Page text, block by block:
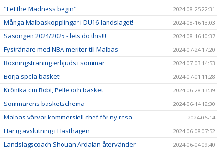
"Let the Madness begin" 2024-08-25 22:31
Många Malbaskopplingar i DU16-landslaget! 2024-08-16 13:03
Säsongen 2024/2025 - lets do this!!! 2024-08-16 10:37
Fystränare med NBA-meriter till Malbas 2024-07-24 17:20
Boxningsträning erbjuds i sommar 2024-07-03 14:53
Börja spela basket! 2024-07-01 11:28
Krönika om Bobi, Pelle och basket 2024-06-28 13:39
Sommarens basketschema 2024-06-14 12:30
Malbas värvar kommersiell chef för ny resa 2024-06-14
Härlig avslutning i Hästhagen 2024-06-08 07:52
Landslagscoach Shouan Ardalan återvänder 2024-06-04 09:40